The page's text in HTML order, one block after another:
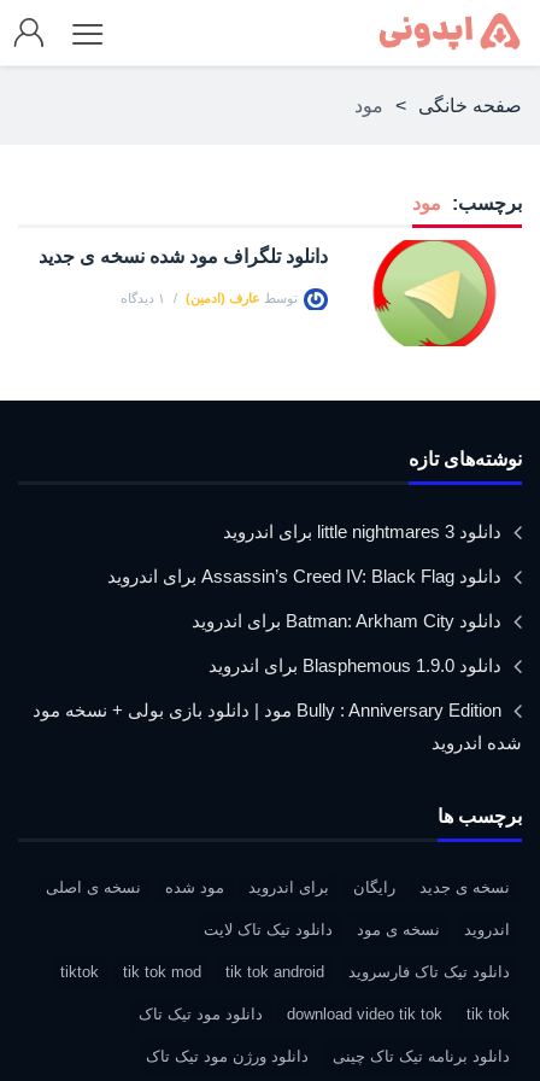
صفحه خانگی > مود
برچسب: مود
دانلود تلگراف مود شده نسخه ی جدید
توسط عارف (ادمین) ۱ دیدگاه
نوشته‌های تازه
دانلود little nightmares 3 برای اندروید
دانلود Assassin’s Creed IV: Black Flag برای اندروید
دانلود Batman: Arkham City برای اندروید
دانلود Blasphemous 1.9.0 برای اندروید
Bully : Anniversary Edition مود | دانلود بازی بولی + نسخه مود
شده اندروید
برچسب ها
نسخه ی جدید رایگان برای اندروید مود شده نسخه ی اصلی
اندروید نسخه ی مود دانلود تیک تاک لایت
دانلود تیک تاک فارسروید tik tok android
tik tok mod
tiktok
tik tok
download video tik tok دانلود مود تیک تاک
دانلود برنامه تیک تاک چینی دانلود ورژن مود تیک تاک